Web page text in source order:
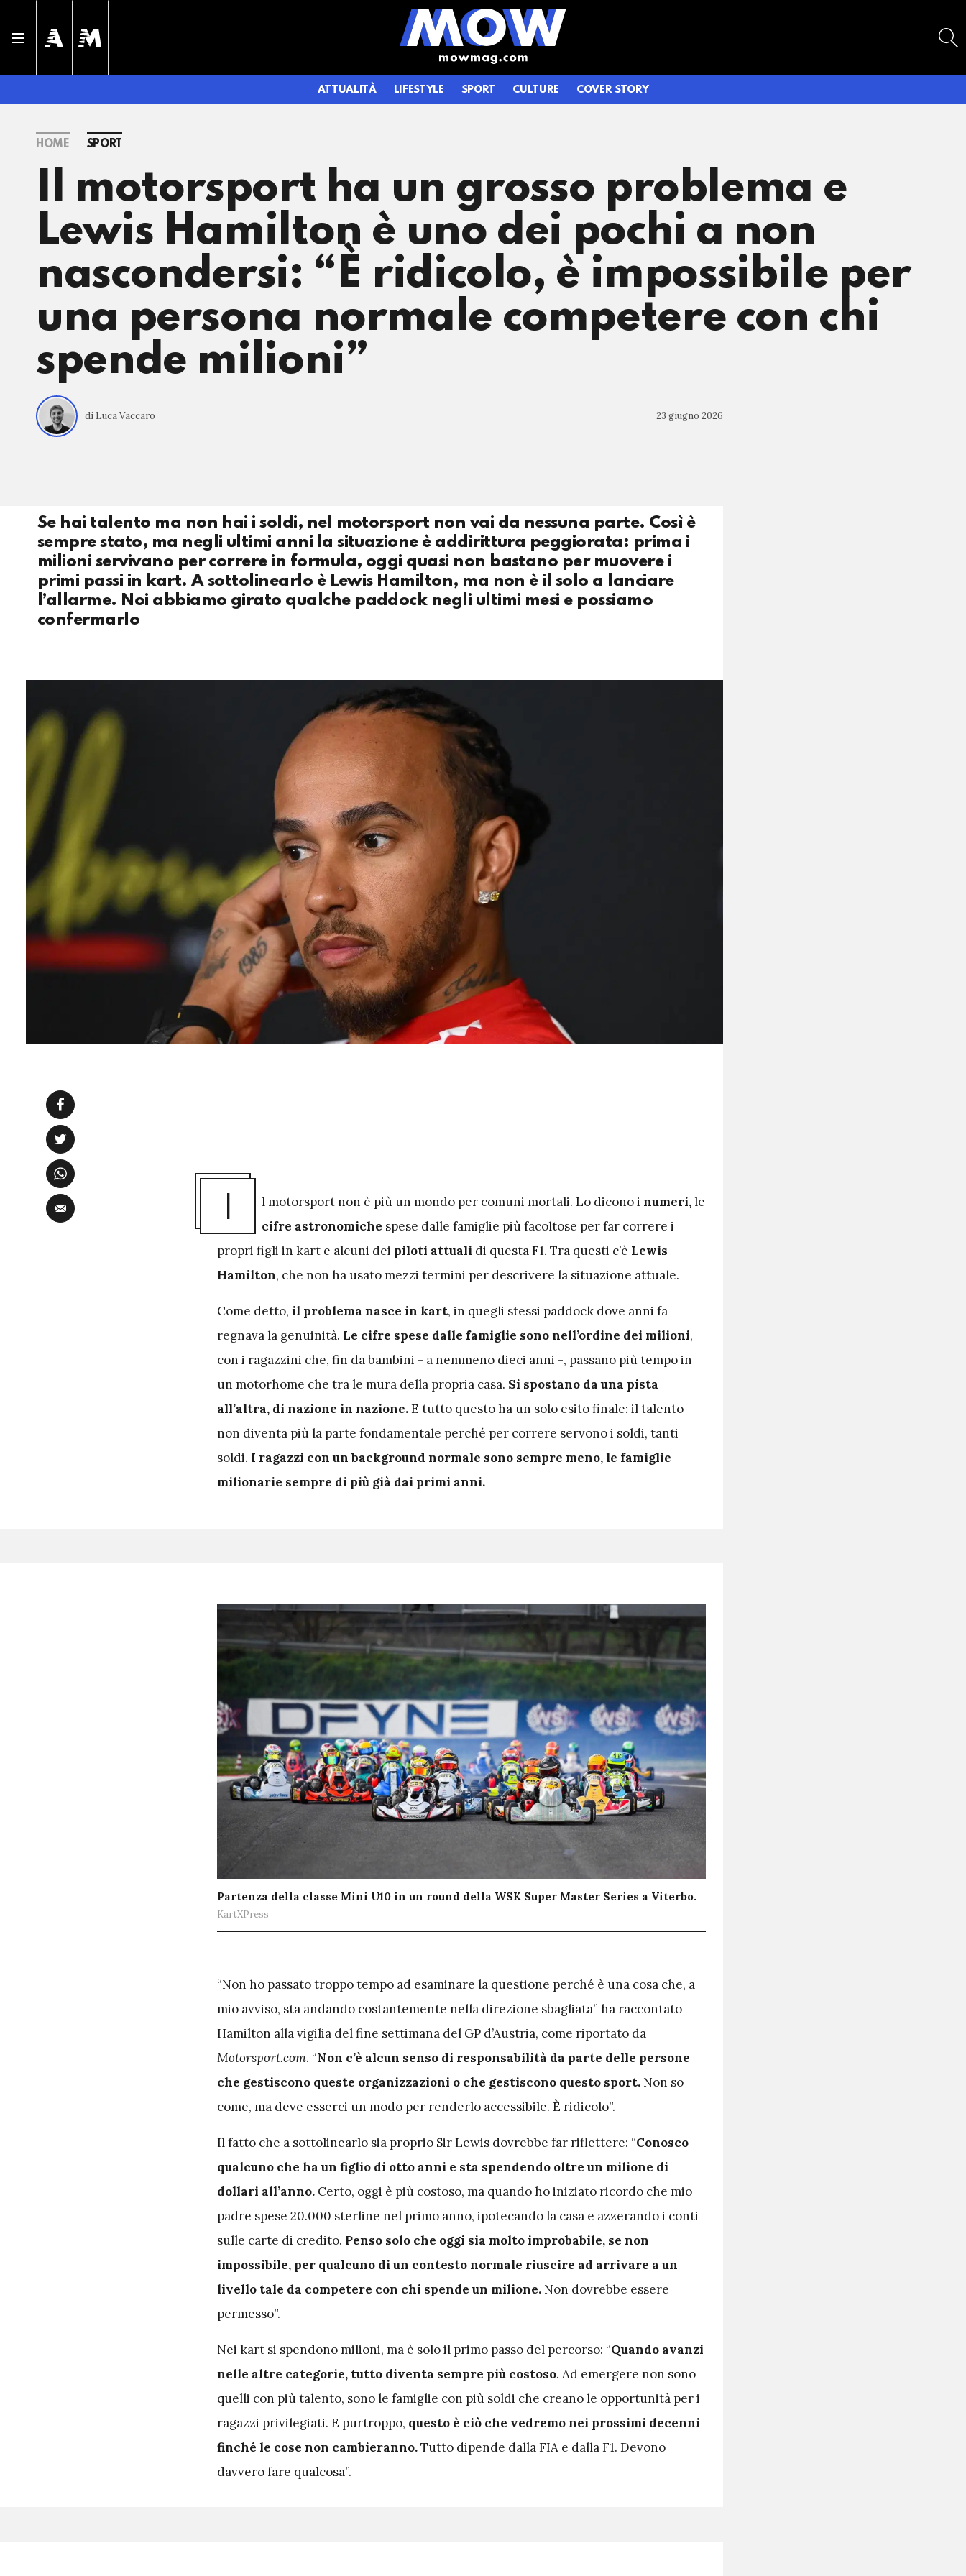
ATTUALITÀ LIFESTYLE SPORT CULTURE COVER STORY
HOME SPORT
Il motorsport ha un grosso problema e
Lewis Hamilton è uno dei pochi a non
nascondersi: “È ridicolo, è impossibile per
una persona normale competere con chi
spende milioni”
di Luca Vaccaro 23 giugno 2026
Se hai talento ma non hai i soldi, nel motorsport non vai da nessuna parte. Così è
sempre stato, ma negli ultimi anni la situazione è addirittura peggiorata: prima i
milioni servivano per correre in formula, oggi quasi non bastano per muovere i
primi passi in kart. A sottolinearlo è Lewis Hamilton, ma non è il solo a lanciare
l’allarme. Noi abbiamo girato qualche paddock negli ultimi mesi e possiamo
confermarlo
I l motorsport non è più un mondo per comuni mortali. Lo dicono i numeri,le
cifre astronomiche spese dalle famiglie più facoltose per far correre i
propri figli in kart e alcuni dei piloti attuali di questa F1. Tra questi c’è Lewis
Hamilton, che non ha usato mezzi termini per descrivere la situazione attuale.
Come detto, il problema nasce in kart, in quegli stessi paddock dove anni fa
regnava la genuinità. Le cifre spese dalle famiglie sono nell’ordine dei milioni,
con i ragazzini che, fin da bambini - a nemmeno dieci anni -, passano più tempo in
un motorhome che tra le mura della propria casa. Si spostano da una pista
all’altra, di nazione in nazione.E tutto questo ha un solo esito finale: il talento
non diventa più la parte fondamentale perché per correre servono i soldi, tanti
soldi. I ragazzi con un background normale sono sempre meno, le famiglie
milionarie sempre di più già dai primi anni.
Partenza della classe Mini U10 in un round della WSK Super Master Series a Viterbo.
KartXPress
“Non ho passato troppo tempo ad esaminare la questione perché è una cosa che, a
mio avviso, sta andando costantemente nella direzione sbagliata” ha raccontato
Hamilton alla vigilia del fine settimana del GP d’Austria, come riportato da
Motorsport.com. “Non c’è alcun senso di responsabilità da parte delle persone
che gestiscono queste organizzazioni o che gestiscono questo sport. Non so
come, ma deve esserci un modo per renderlo accessibile. È ridicolo”.
Il fatto che a sottolinearlo sia proprio Sir Lewis dovrebbe far riflettere: “Conosco
qualcuno che ha un figlio di otto anni e sta spendendo oltre un milione di
dollari all’anno. Certo, oggi è più costoso, ma quando ho iniziato ricordo che mio
padre spese 20.000 sterline nel primo anno, ipotecando la casa e azzerando i conti
sulle carte di credito. Penso solo che oggi sia molto improbabile, se non
impossibile, per qualcuno di un contesto normale riuscire ad arrivare a un
livello tale da competere con chi spende un milione. Non dovrebbe essere
permesso”.
Nei kart si spendono milioni, ma è solo il primo passo del percorso: “Quando avanzi
nelle altre categorie, tutto diventa sempre più costoso. Ad emergere non sono
quelli con più talento, sono le famiglie con più soldi che creano le opportunità per i
ragazzi privilegiati. E purtroppo, questo è ciò che vedremo nei prossimi decenni
finché le cose non cambieranno.Tutto dipende dalla FIA e dalla F1. Devono
davvero fare qualcosa”.